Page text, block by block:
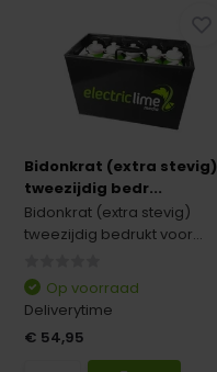
Bidonkrat (extra stevig)
tweezijdig bedr...
Bidonkrat (extra stevig)
tweezijdig bedrukt voor...
Op voorraad
Deliverytime
€ 54,95